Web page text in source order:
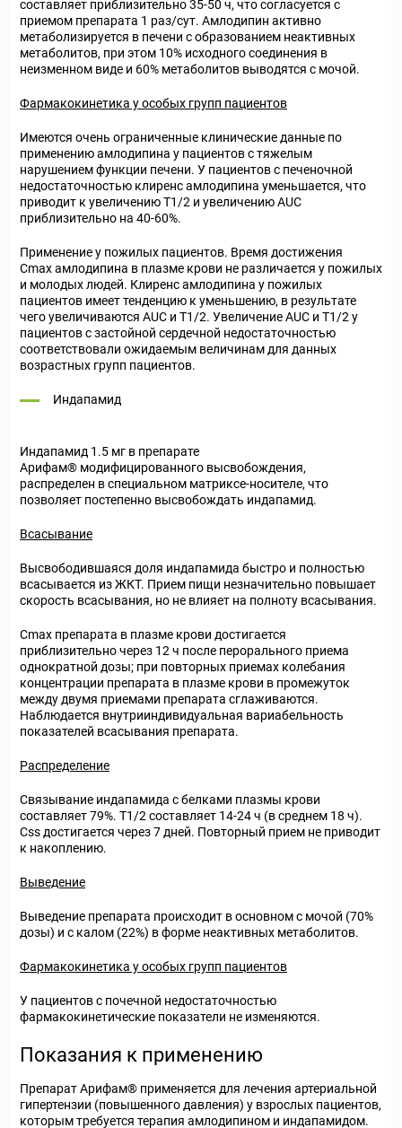
составляет приблизительно 35-50 ч, что согласуется с
приемом препарата 1 раз/сут. Амлодипин активно
метаболизируется в печени с образованием неактивных
метаболитов, при этом 10% исходного соединения в
неизменном виде и 60% метаболитов выводятся с мочой.
Фармакокинетика у особых групп пациентов
Имеются очень ограниченные клинические данные по
применению амлодипина у пациентов с тяжелым
нарушением функции печени. У пациентов с печеночной
недостаточностью клиренс амлодипина уменьшается, что
приводит к увеличению Т1/2 и увеличению AUC
приблизительно на 40-60%.
Применение у пожилых пациентов. Время достижения
Cmax амлодипина в плазме крови не различается у пожилых
и молодых людей. Клиренс амлодипина у пожилых
пациентов имеет тенденцию к уменьшению, в результате
чего увеличиваются AUC и Т1/2. Увеличение AUC и Т1/2 у
пациентов с застойной сердечной недостаточностью
соответствовали ожидаемым величинам для данных
возрастных групп пациентов.
Индапамид
Индапамид 1.5 мг в препарате
Арифам® модифицированного высвобождения,
распределен в специальном матриксе-носителе, что
позволяет постепенно высвобождать индапамид.
Всасывание
Высвободившаяся доля индапамида быстро и полностью
всасывается из ЖКТ. Прием пищи незначительно повышает
скорость всасывания, но не влияет на полноту всасывания.
Cmax препарата в плазме крови достигается
приблизительно через 12 ч после перорального приема
однократной дозы; при повторных приемах колебания
концентрации препарата в плазме крови в промежуток
между двумя приемами препарата сглаживаются.
Наблюдается внутрииндивидуальная вариабельность
показателей всасывания препарата.
Распределение
Связывание индапамида с белками плазмы крови
составляет 79%. Т1/2 составляет 14-24 ч (в среднем 18 ч).
Css достигается через 7 дней. Повторный прием не приводит
к накоплению.
Выведение
Выведение препарата происходит в основном с мочой (70%
дозы) и с калом (22%) в форме неактивных метаболитов.
Фармакокинетика у особых групп пациентов
У пациентов с почечной недостаточностью
фармакокинетические показатели не изменяются.
Показания к применению
Препарат Арифам® применяется для лечения артериальной
гипертензии (повышенного давления) у взрослых пациентов,
которым требуется терапия амлодипином и индапамидом.